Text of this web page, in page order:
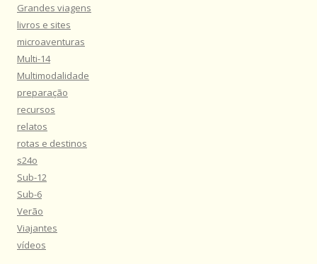
Grandes viagens
livros e sites
microaventuras
Multi-14
Multimodalidade
preparação
recursos
relatos
rotas e destinos
s24o
Sub-12
Sub-6
Verão
Viajantes
vídeos